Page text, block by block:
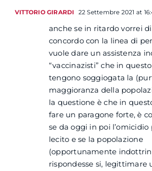
VITTORIO GIRARDI 22 Settembre 2021 at
anche se in ritardo vorrei
concordo con la linea di
vuole dare un assistenza
“vaccinazisti” che in
tengono soggiogata la
maggioranza della
la questione è che in
fare un paragone forte, è
se da oggi in poi l’omicidio
lecito e se la popolazione
(opportunamente
rispondesse si, legittimare